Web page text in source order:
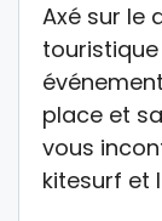
Axé sur le
place et
vous
kitesurf et